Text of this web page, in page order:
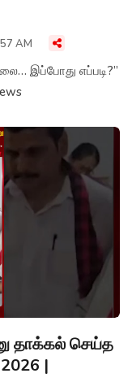
AM
இப்போது எப்படி?”
தாக்கல் செய்த
|